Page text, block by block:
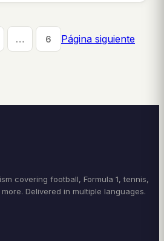
… 6 Página siguiente
covering football, Formula 1, tennis,
Delivered in multiple languages.